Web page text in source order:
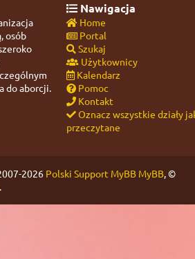
osób
do aborcji.
Nawigacja
Home
Portal
Szukaj
Użytkownicy
Kalendarz
Pomoc
Kontakt
Oznacz wszystkie działy
przeczytane
2026 Polski Support MyBB MyBB, ©
.